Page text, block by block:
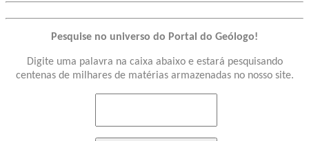
Pesquise no universo do Portal do Geólogo!
Digite uma palavra na caixa abaixo e estará pesquisando
centenas de milhares de matérias armazenadas no nosso site.